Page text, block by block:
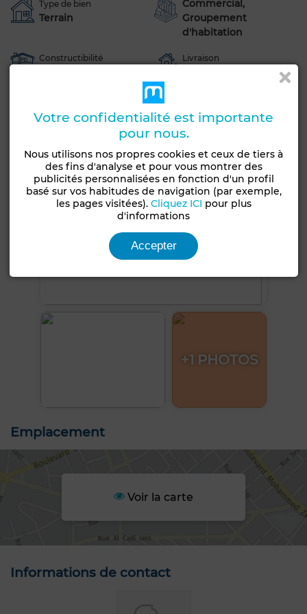
Type de bien
Terrain
Commercial,
Groupement
d'habitation
Constructibilité Livraison
Voir plus de photos
+1 PHOTOS
Emplacement
Voir la carte
Informations de contact
Votre confidentialité est importante
pour nous.
Nous utilisons nos propres cookies et ceux de tiers à
des fins d'analyse et pour vous montrer des
publicités personnalisées en fonction d'un profil
basé sur vos habitudes de navigation (par exemple,
les pages visitées). Cliquez ICI pour plus
d'informations
Accepter